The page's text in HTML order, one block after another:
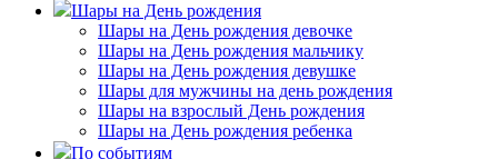
Шары на День рождения
Шары на День рождения девочке
Шары на День рождения мальчику
Шары на День рождения девушке
Шары для мужчины на день рождения
Шары на взрослый День рождения
Шары на День рождения ребенка
По событиям